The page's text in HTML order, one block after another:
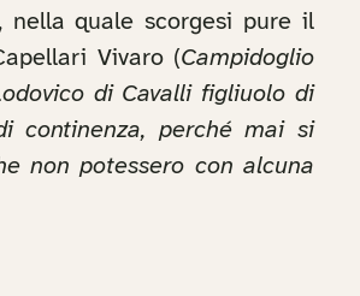
nella quale scorgesi pure il
Vivaro (Campidoglio
di Cavalli figliuolo di
continenza, perché mai si
non potessero con alcuna